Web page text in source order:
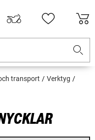
transport
Verktyg